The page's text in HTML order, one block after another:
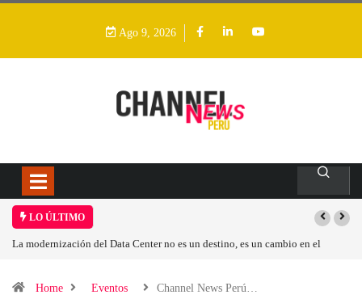
Ago 9, 2026
LO ÚLTIMO
del Data Center no es un destino, es un cambio en el
Home Eventos Channel News Perú…